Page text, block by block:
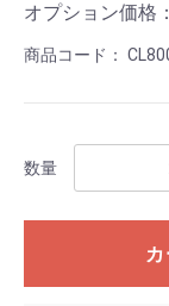
オプション価格
商品コード：
数量